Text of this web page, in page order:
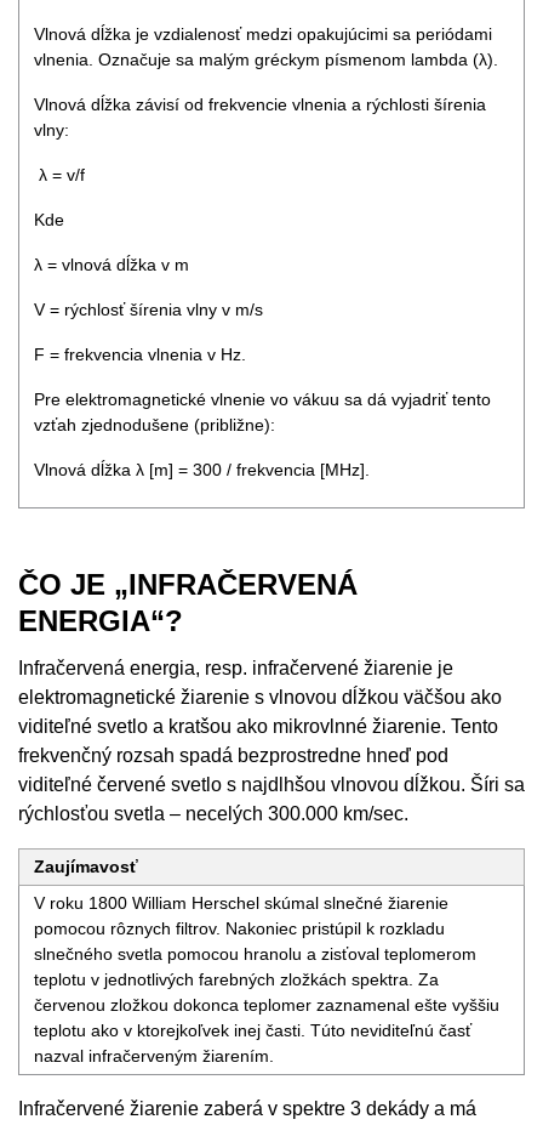
Vlnová dĺžka je vzdialenosť medzi opakujúcimi sa periódami
vlnenia. Označuje sa malým gréckym písmenom lambda (λ).
Vlnová dĺžka závisí od frekvencie vlnenia a rýchlosti šírenia
vlny:
λ = v/f
Kde
λ = vlnová dĺžka v m
V = rýchlosť šírenia vlny v m/s
F = frekvencia vlnenia v Hz.
Pre elektromagnetické vlnenie vo vákuu sa dá vyjadriť tento
vzťah zjednodušene (približne):
Vlnová dĺžka λ [m] = 300 / frekvencia [MHz].
ČO JE „INFRAČERVENÁ
ENERGIA“?
Infračervená energia, resp. infračervené žiarenie je
elektromagnetické žiarenie s vlnovou dĺžkou väčšou ako
viditeľné svetlo a kratšou ako mikrovlnné žiarenie. Tento
frekvenčný rozsah spadá bezprostredne hneď pod
viditeľné červené svetlo s najdlhšou vlnovou dĺžkou. Šíri sa
rýchlosťou svetla – necelých 300.000 km/sec.
Zaujímavosť
V roku 1800 William Herschel skúmal slnečné žiarenie
pomocou rôznych filtrov. Nakoniec pristúpil k rozkladu
slnečného svetla pomocou hranolu a zisťoval teplomerom
teplotu v jednotlivých farebných zložkách spektra. Za
červenou zložkou dokonca teplomer zaznamenal ešte vyššiu
teplotu ako v ktorejkoľvek inej časti. Túto neviditeľnú časť
nazval infračerveným žiarením.
Infračervené žiarenie zaberá v spektre 3 dekády a má